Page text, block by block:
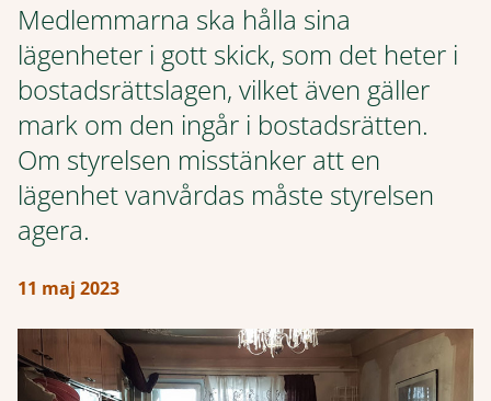
Medlemmarna ska hålla sina
lägenheter i gott skick, som det heter i
bostadsrättslagen, vilket även gäller
mark om den ingår i bostadsrätten.
Om styrelsen misstänker att en
lägenhet vanvårdas måste styrelsen
agera.
11 maj 2023